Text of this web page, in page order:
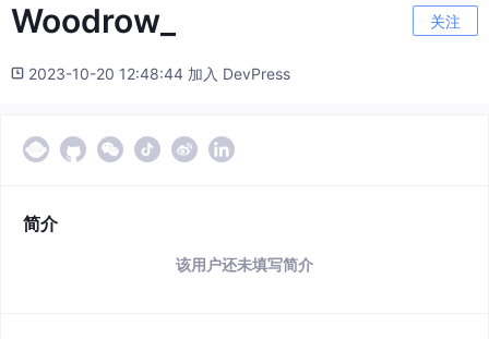
Woodrow_ 关注
2023-10-20 12:48:44 加入 DevPress
简介
该用户还未填写简介